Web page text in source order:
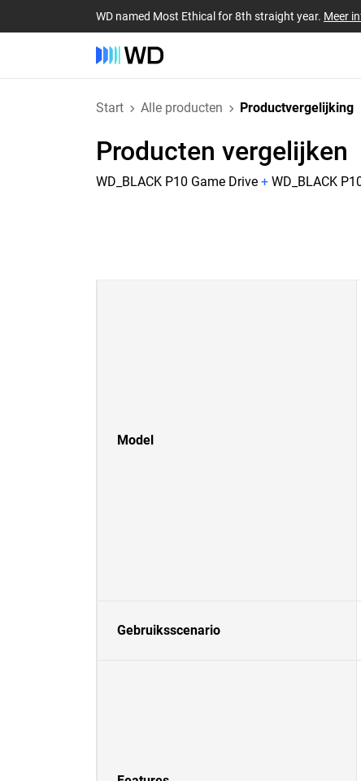
WD named Most Ethical for 8th straight year. Meer
Start Alle producten Productvergelijking
Producten vergelijken
WD_BLACK P10 Game Drive + WD_BLACK
Model
Gebruiksscenario